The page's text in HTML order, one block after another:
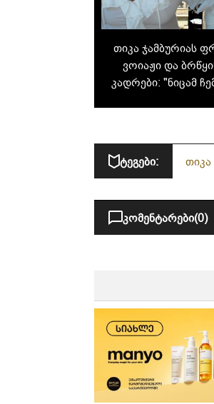
თიკა ჯამბურიას
ვოიაჟი და
კადრები: "ნიცამ
ტეგები: თიკა
კომენტარები(0)